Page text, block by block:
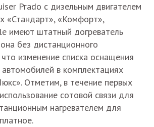
Prado с дизельным двигателем
«Стандарт», «Комфорт»,
имеют штатный догреватель
без дистанционного
что изменение списка оснащения
в комплектациях
Отметим, в течение первых
сотовой связи для
нагревателем для